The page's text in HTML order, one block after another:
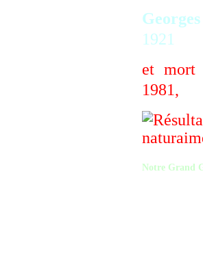
1921
et mort
1981,
Notre Grand